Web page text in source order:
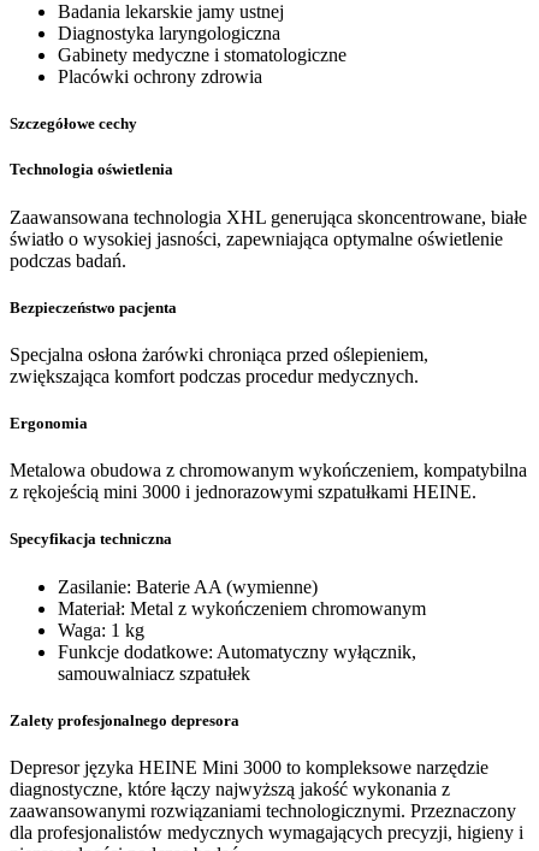
Badania lekarskie jamy ustnej
Diagnostyka laryngologiczna
Gabinety medyczne i stomatologiczne
Placówki ochrony zdrowia
Szczegółowe cechy
Technologia oświetlenia
Zaawansowana technologia XHL generująca skoncentrowane, białe
światło o wysokiej jasności, zapewniająca optymalne oświetlenie
podczas badań.
Bezpieczeństwo pacjenta
Specjalna osłona żarówki chroniąca przed oślepieniem,
zwiększająca komfort podczas procedur medycznych.
Ergonomia
Metalowa obudowa z chromowanym wykończeniem, kompatybilna
z rękojeścią mini 3000 i jednorazowymi szpatułkami HEINE.
Specyfikacja techniczna
Zasilanie: Baterie AA (wymienne)
Materiał: Metal z wykończeniem chromowanym
Waga: 1 kg
Funkcje dodatkowe: Automatyczny wyłącznik,
samouwalniacz szpatułek
Zalety profesjonalnego depresora
Depresor języka HEINE Mini 3000 to kompleksowe narzędzie
diagnostyczne, które łączy najwyższą jakość wykonania z
zaawansowanymi rozwiązaniami technologicznymi. Przeznaczony
dla profesjonalistów medycznych wymagających precyzji, higieny i